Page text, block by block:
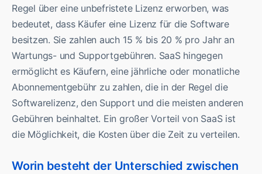
Regel über eine unbefristete Lizenz erworben, was
bedeutet, dass Käufer eine Lizenz für die Software
besitzen. Sie zahlen auch 15 % bis 20 % pro Jahr an
Wartungs- und Supportgebühren. SaaS hingegen
ermöglicht es Käufern, eine jährliche oder monatliche
Abonnementgebühr zu zahlen, die in der Regel die
Softwarelizenz, den Support und die meisten anderen
Gebühren beinhaltet. Ein großer Vorteil von SaaS ist
die Möglichkeit, die Kosten über die Zeit zu verteilen.
Worin besteht der Unterschied zwischen